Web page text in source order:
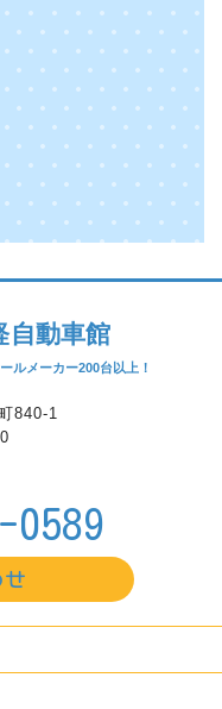
自動車館
ルメーカー200台以上！
840-1
0589